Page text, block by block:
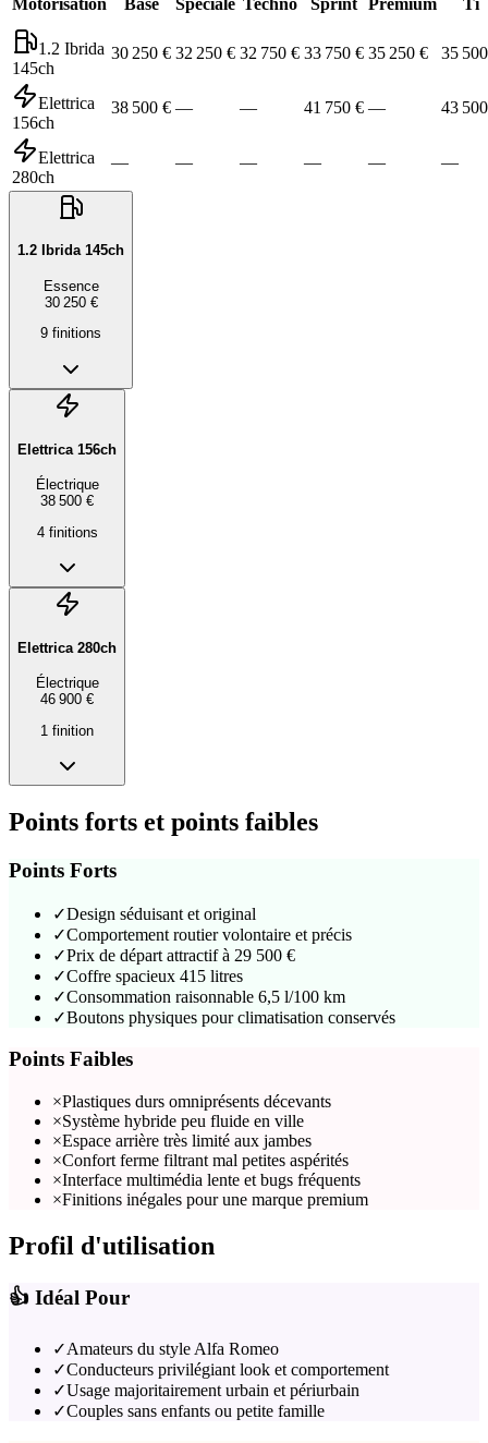
1.2 Ibrida
145ch
30 250 € 32 250 € 32 750 € 33 750 € 35 250 € 35
Elettrica
156ch
38 500 € — — 41 750 € — 43
Elettrica
280ch
— — — — — —
1.2 Ibrida 145ch
Essence
30 250 €
9 finitions
Elettrica 156ch
Électrique
38 500 €
4finitions
Elettrica 280ch
Électrique
46 900 €
1 finition
Points forts et points faibles
Points Forts
✓Design séduisant et original
✓Comportement routier volontaire et précis
✓Prix de départ attractif à 29 500 €
✓Coffre spacieux 415 litres
✓Consommation raisonnable 6,5 l/100 km
✓Boutons physiques pour climatisation conservés
Points Faibles
×Plastiques durs omniprésents décevants
×Système hybride peu fluide en ville
×Espace arrière très limité aux jambes
×Confort ferme filtrant mal petites aspérités
×Interface multimédia lente et bugs fréquents
×Finitions inégales pour une marque premium
Profil d'utilisation
👍 Idéal Pour
✓Amateurs du style Alfa Romeo
✓Conducteurs privilégiant look et comportement
✓Usage majoritairement urbain et périurbain
✓Couples sans enfants ou petite famille